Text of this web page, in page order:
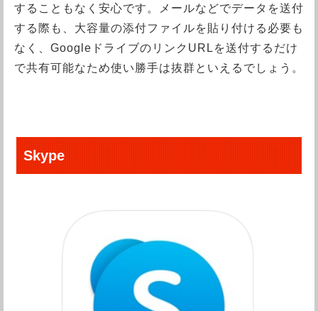
することもなく安心です。メールなどでデータを送付
する際も、大容量の添付ファイルを貼り付ける必要も
なく、GoogleドライブのリンクURLを送付するだけ
で共有可能なため使い勝手は抜群といえるでしょう。
Skype